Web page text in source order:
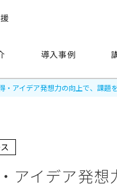
から探す
導入事例
・アイデア発想力の向上で、課題
アイデア発